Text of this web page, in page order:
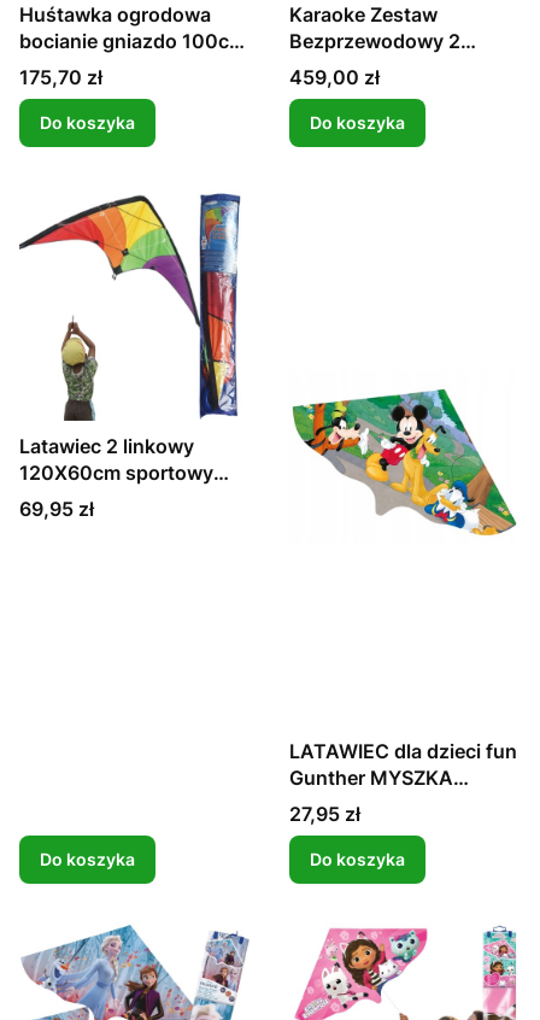
Huśtawka ogrodowa
bocianie gniazdo 100cm
do 150kg dla dzieci duża
stelaż XL
Cena
175,70 zł
Do koszyka
Karaoke Zestaw
Bezprzewodowy 2
Mikrofony Bluetooth
Głośnik Impreza
domowa
Cena
459,00 zł
Do koszyka
Latawiec 2 linkowy
120X60cm sportowy
duży Sokół
Cena
69,95 zł
Do koszyka
LATAWIEC dla dzieci fun
Gunther MYSZKA
MICKEY MIKI
Cena
27,95 zł
Do koszyka